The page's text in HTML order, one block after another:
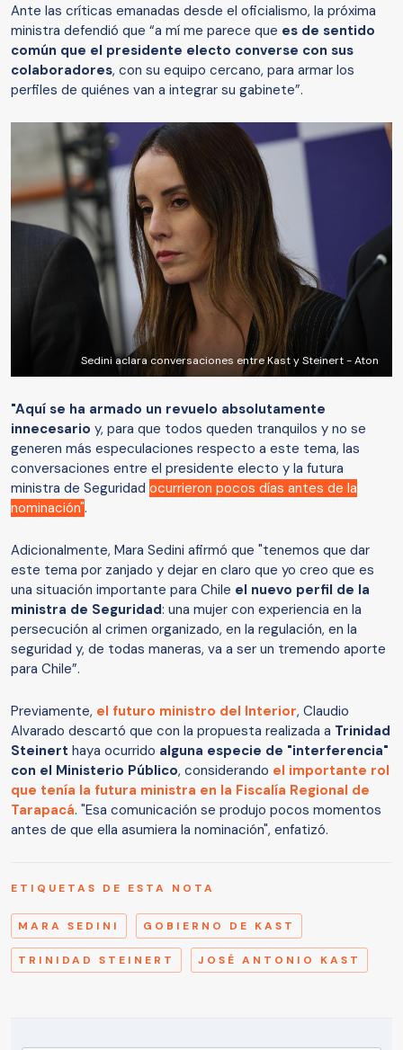
Ante las críticas emanadas desde el oficialismo, la próxima
ministra defendió que “a mí me parece que es de sentido
común que el presidente electo converse con sus
colaboradores, con su equipo cercano, para armar los
perfiles de quiénes van a integrar su gabinete”.
Sedini aclara conversaciones entre Kast y Steinert - Aton
"Aquí se ha armado un revuelo absolutamente
innecesario y, para que todos queden tranquilos y no se
generen más especulaciones respecto a este tema, las
conversaciones entre el presidente electo y la futura
ministra de Seguridad ocurrieron pocos días antes de la
nominación".
Adicionalmente, Mara Sedini afirmó que "tenemos que dar
este tema por zanjado y dejar en claro que yo creo que es
una situación importante para Chile el nuevo perfil de la
ministra de Seguridad: una mujer con experiencia en la
persecución al crimen organizado, en la regulación, en la
seguridad y, de todas maneras, va a ser un tremendo aporte
para Chile”.
Previamente, el futuro ministro del Interior, Claudio
Alvarado descartó que con la propuesta realizada a Trinidad
Steinert haya ocurrido alguna especie de "interferencia"
con el Ministerio Público, considerando el importante rol
que tenía la futura ministra en la Fiscalía Regional de
Tarapacá. "Esa comunicación se produjo pocos momentos
antes de que ella asumiera la nominación", enfatizó.
ETIQUETAS DE ESTA NOTA
MARA SEDINI GOBIERNO DE KAST
TRINIDAD STEINERT JOSÉ ANTONIO KAST